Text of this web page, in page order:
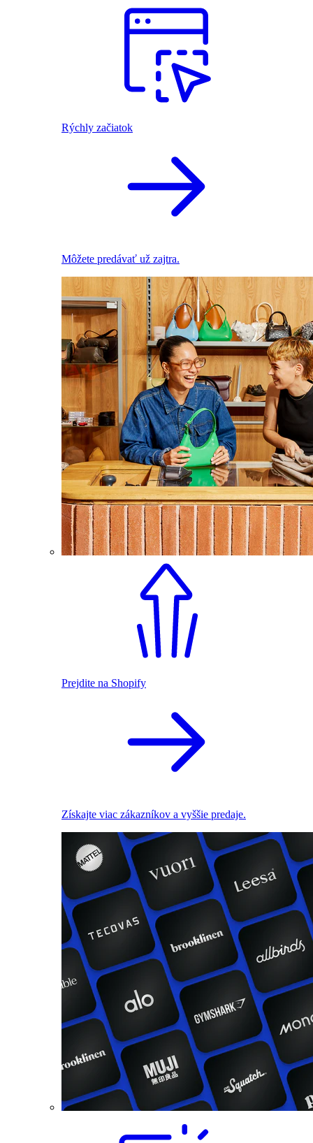
Rýchly začiatok
Môžete predávať už zajtra.
Prejdite na Shopify
Získajte viac zákazníkov a vyššie predaje.